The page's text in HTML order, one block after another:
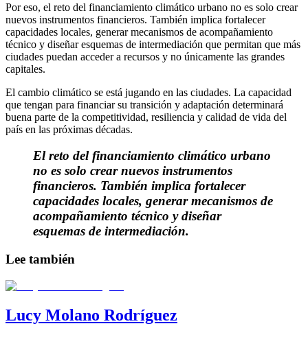
Por eso, el reto del financiamiento climático urbano no es solo crear
nuevos instrumentos financieros. También implica fortalecer
capacidades locales, generar mecanismos de acompañamiento
técnico y diseñar esquemas de intermediación que permitan que más
ciudades puedan acceder a recursos y no únicamente las grandes
capitales.
El cambio climático se está jugando en las ciudades. La capacidad
que tengan para financiar su transición y adaptación determinará
buena parte de la competitividad, resiliencia y calidad de vida del
país en las próximas décadas.
El reto del financiamiento climático urbano
no es solo crear nuevos instrumentos
financieros. También implica fortalecer
capacidades locales, generar mecanismos de
acompañamiento técnico y diseñar
esquemas de intermediación.
Lee también
Lucy Molano Rodríguez